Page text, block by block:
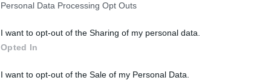
Personal Data Processing Opt Outs
I want to opt-out of the Sharing of my personal data.
Opted In
I want to opt-out of the Sale of my Personal Data.